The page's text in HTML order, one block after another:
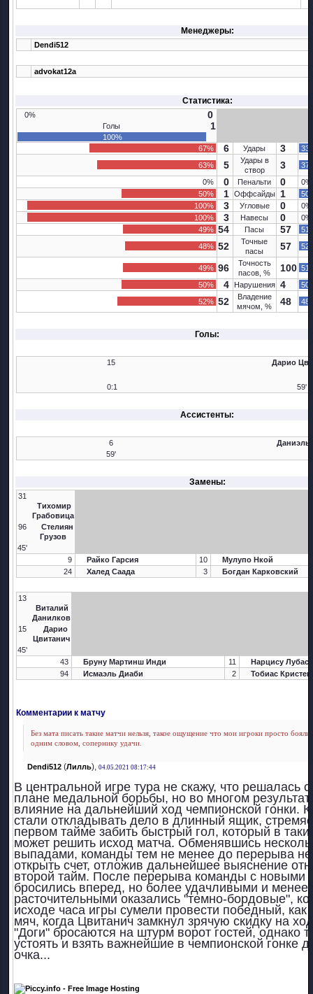
Менеджеры:
Dendi512
advokat12a
Статистика:
0% 0
Голы 1
100%
67%
6 Удары 3
63%
5
Удары в
створ
3
0%
0 Пенальти 0
0%
50%
1 Оффсайды 1
100%
3 Угловые 0
0%
100%
3 Навесы 0
0%
49% 54 Пасы 57
48% 52
Точные
пасы
57
49% 96
Точность
пасов, %
100
50%
4 Нарушения 4
52% 52
Владение
мячом, %
48
Голы:
15 Дарио
0:1 59'
Ассистенты:
6
Даниэль
59'
Замены:
31
Тихомир
Грабовица
96
Стелиян
Грузов
45'
9
Райко Гарсия 10
Мулупо Нкой
24
Халед Саада 3 Богдан Карковский
13
Виталий
Данилков
15
Дарио
Цвитанич
45'
43
Бруну Мартинш Инди 11
Нарцису Лубаса
94
Исмаэль Диаби 2 Тобиас
Комментарии к матчу
Без мата писать такие матчи нельзя, такое ощущение что мои игроки просто
одним словом, сопернику удачи.
Dendi512(Лилль), 04.05.2021 08:17:44
В центральной игре тура не скажу, что решалась
плане медальной борьбы, но во многом результат
влияние на дальнейший ход чемпионской гонки.
стали откладывать дело в длинный ящик,
первом тайме забить быстрый гол, который в
может решить исход матча. Обменявшись
выпадами, команды тем не менее до перерыва не
открыть счет, отложив дальнейшее выяснение
второй тайм. После перерыва команды с новыми
бросились вперед, но более удачливыми и менее
расточительными оказались "темно-бордовые",
исходе часа игры сумели провести победный, как
мяч, когда Цвитанич замкнул зрячую скидку на
"Доги" бросаются на штурм ворот гостей, однако
устоять и взять важнейшие в чемпионской гонке
очка...